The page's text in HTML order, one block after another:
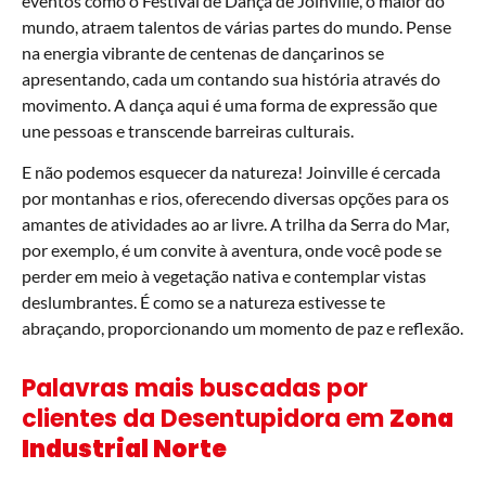
mundo, atraem talentos de várias partes do mundo. Pense
na energia vibrante de centenas de dançarinos se
apresentando, cada um contando sua história através do
movimento. A dança aqui é uma forma de expressão que
une pessoas e transcende barreiras culturais.
E não podemos esquecer da natureza! Joinville é cercada
por montanhas e rios, oferecendo diversas opções para os
amantes de atividades ao ar livre. A trilha da Serra do Mar,
por exemplo, é um convite à aventura, onde você pode se
perder em meio à vegetação nativa e contemplar vistas
deslumbrantes. É como se a natureza estivesse te
abraçando, proporcionando um momento de paz e reflexão.
Palavras mais buscadas por
clientes da Desentupidora emZona
Industrial Norte